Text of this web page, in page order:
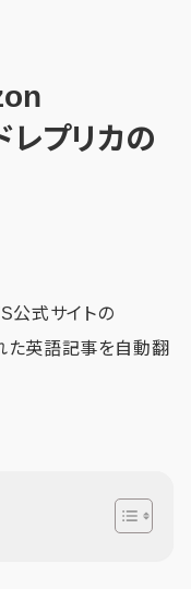
プリカの
公式サイトの
た英語記事を自動翻